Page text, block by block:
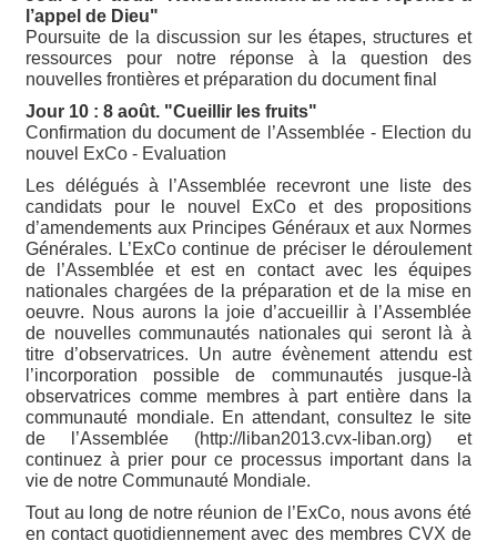
l’appel de Dieu"
Poursuite de la discussion sur les étapes, structures et
ressources pour notre réponse à la question des
nouvelles frontières et préparation du document final
Jour 10 : 8 août. "Cueillir les fruits"
Confirmation du document de l’Assemblée - Election du
nouvel ExCo - Evaluation
Les délégués à l’Assemblée recevront une liste des
candidats pour le nouvel ExCo et des propositions
d’amendements aux Principes Généraux et aux Normes
Générales. L’ExCo continue de préciser le déroulement
de l’Assemblée et est en contact avec les équipes
nationales chargées de la préparation et de la mise en
oeuvre. Nous aurons la joie d’accueillir à l’Assemblée
de nouvelles communautés nationales qui seront là à
titre d’observatrices. Un autre évènement attendu est
l’incorporation possible de communautés jusque-là
observatrices comme membres à part entière dans la
communauté mondiale. En attendant, consultez le site
de l’Assemblée (http://liban2013.cvx-liban.org) et
continuez à prier pour ce processus important dans la
vie de notre Communauté Mondiale.
Tout au long de notre réunion de l’ExCo, nous avons été
en contact quotidiennement avec des membres CVX de